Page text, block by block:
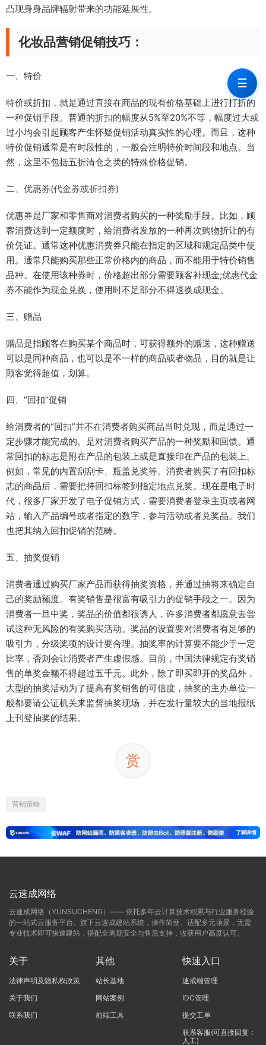
凸现身身品牌辐射带来的功能延展性。
化妆品营销促销技巧：
一、特价
特价或折扣，就是通过直接在商品的现有价格基础上进行打折的
一种促销手段。普通的折扣的幅度从5%至20%不等，幅度过大或
过小均会引起顾客产生怀疑促销活动真实性的心理。而且，这种
特价促销通常是有时段性的，一般会注明特价时间段和地点。当
然，这里不包括五折清仓之类的特殊价格促销。
二、优惠券(代金券或折扣券)
优惠券是厂家和零售商对消费者购买的一种奖励手段。比如，顾
客消费达到一定额度时，给消费者发放的一种再次购物折让的有
价凭证。通常这种优惠消费券只能在指定的区域和规定品类中使
用。通常只能购买那些正常价格内的商品，而不能用于特价销售
品种。在使用该种券时，价格超出部分需要顾客补现金;优惠代金
券不能作为现金兑换，使用时不足部分不得退换成现金。
三、赠品
赠品是指顾客在购买某个商品时，可获得额外的赠送，这种赠送
可以是同种商品，也可以是不一样的商品或者物品，目的就是让
顾客觉得超值，划算。
四、“回扣”促销
给消费者的“回扣”并不在消费者购买商品当时兑现，而是通过一
定步骤才能完成的。是对消费者购买产品的一种奖励和回馈。通
常回扣的标志是附在产品的包装上或是直接印在产品的包装上。
例如，常见的内置刮刮卡、瓶盖兑奖等。消费者购买了有回扣标
志的商品后，需要把持回扣标签到指定地点兑奖。现在是电子时
代，很多厂家开发了电子促销方式，需要消费者登录主页或者网
站，输入产品编号或者指定的数字，参与活动或者兑奖品。我们
也把其纳入回扣促销的范畴。
五、抽奖促销
消费者通过购买厂家产品而获得抽奖资格，并通过抽将来确定自
己的奖励额度。有奖销售是很富有吸引力的促销手段之一。因为
消费者一旦中奖，奖品的价值都很诱人，许多消费者都愿意去尝
试这种无风险的有奖购买活动。奖品的设置要对消费者有足够的
吸引力，分级奖项的设计要合理。抽奖率的计算要不能少于一定
比率，否则会让消费者产生虚假感。目前，中国法律规定有奖销
售的单奖金额不得超过五千元。此外，除了即买即开的奖品外，
大型的抽奖活动为了提高有奖销售的可信度，抽奖的主办单位一
般都要请公证机关来监督抽奖现场，并在发行量较大的当地报纸
上刊登抽奖的结果。
赏
营销策略
云速成网络
云速成网络（YUNSUCHENG）—— 依托多年云计算技术积累与行业服务经验
的一站式云服务平台。旗下云速成建站系统，操作简便、适配多元场景，无需
专业技术即可快速建站，搭配全周期安全与售后支持，收获用户高度认可。
关于
法律声明及隐私权政策
关于我们
联系我们
其他
站长基地
网站案例
前端工具
快速入口
速成端管理
IDC管理
提交工单
联系客服(可直接回复：
人工)
☰